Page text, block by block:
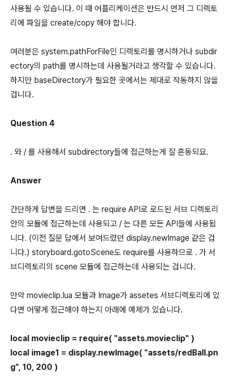
사용될 수 있습니다. 이 때 어플리케이션은 반드시 먼저 그 디렉토
리에 파일을 create/copy 해야 합니다.
여러분은 system.pathForFile인 디렉토리를 명시하거나 subdir
ectory의 path를 명시하는데 사용될거라고 생각할 수 있습니다.
하지만 baseDirectory가 필요한 곳에서는 제대로 작동하지 않을
겁니다.
Question 4
. 와 / 를 사용해서 subdirectory들에 접근하는게 잘 혼동되요.
Answer
간단하게 답변을 드리면 . 는 require API로 로드된 서브 디렉토리
안의 모듈에 접근하는데 사용되고 / 는 다른 모든 API들에 사용됩
니다. (이전 질문 답에서 보여드렸던 display.newImage 같은 겁
니다.) storyboard.gotoScene도 require를 사용하므로 . 가 서
브디렉토리의 scene 모듈에 접근하는데 사용되는 겁니다.
만약 movieclip.lua 모듈과 Image가 assetes 서브디렉토리에 있
다면 어떻게 접근해야 하는지 아래에 예제가 있습니다.
local movieclip = require( "assets.movieclip" )
local image1 = display.newImage( "assets/redBall.pn
g", 10, 200 )